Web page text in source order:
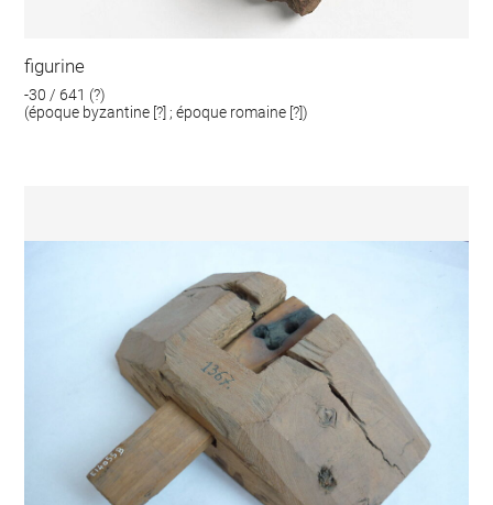
figurine
-30 / 641 (?)
(époque byzantine [?] ; époque romaine [?])